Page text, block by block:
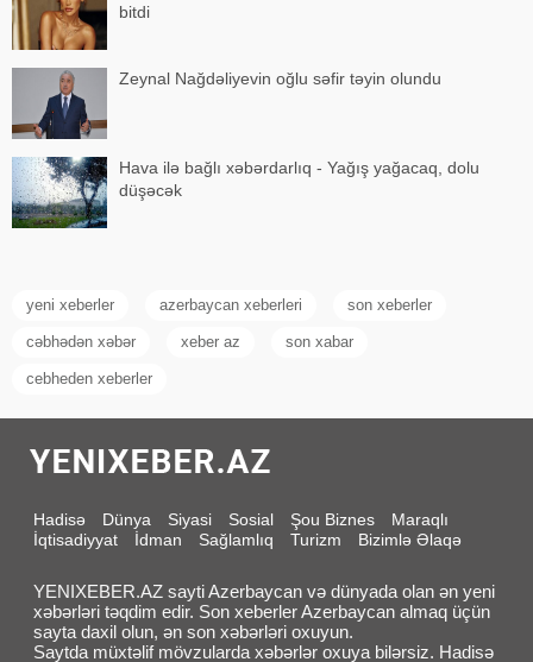
bitdi
Zeynal Nağdəliyevin oğlu səfir təyin olundu
Hava ilə bağlı xəbərdarlıq - Yağış yağacaq, dolu
düşəcək
yeni xeberler azerbaycan xeberleri son xeberler
cəbhədən xəbər xeber az son xabar
cebheden xeberler
Hadisə Dünya Siyasi Sosial Şou Biznes
Maraqlı
İqtisadiyyat
İdman Sağlamlıq Turizm Bizimlə Əlaqə
YENIXEBER.AZ sayti Azerbaycan və dünyada olan ən yeni
xəbərləri təqdim edir. Son xeberler Azerbaycan almaq üçün
sayta daxil olun, ən son xəbərləri oxuyun.
Saytda müxtəlif mövzularda xəbərlər oxuya bilərsiz. Hadisə